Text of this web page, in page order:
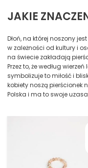
JAKIE
Dłoń, na której noszony
w zależności od kultury i
na świecie zakładają
Przez to, że według
symbolizuje to miłość i
kobiety noszą pierścionek
Polska i ma to swoje